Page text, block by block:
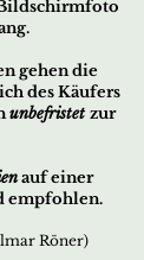
gehen die
des Käufers
unbefristetzur
auf einer
empfohlen.
Röner)